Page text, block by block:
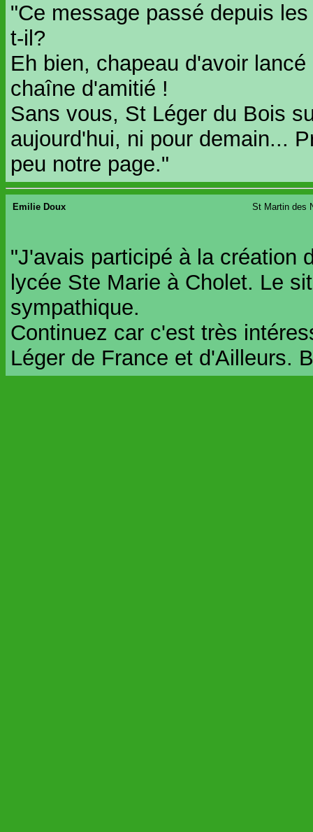
"Ce message passé depuis
t-il?
Eh bien, chapeau d'avoir
chaîne d'amitié !
Sans vous, St Léger du Bois
aujourd'hui, ni pour demain...
peu notre page."
Emilie Doux St Martin des
"J'avais participé à la création
lycée Ste Marie à Cholet. Le
sympathique.
Continuez car c'est très
Léger de France et d'Ailleurs.